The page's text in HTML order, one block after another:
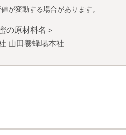
が変動する場合があります。
の原材料名＞
山田養蜂場本社